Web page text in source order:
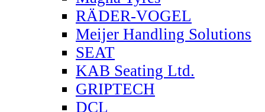
RÄDER-VOGEL
Meijer Handling Solutions
SEAT
KAB Seating Ltd.
GRIPTECH
DCL